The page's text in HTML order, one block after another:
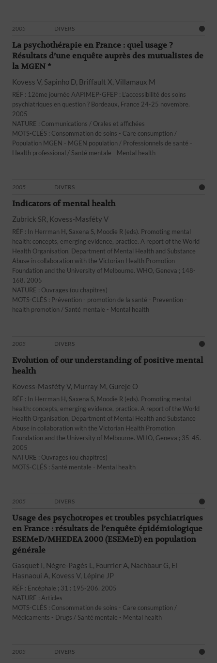
2005 DIVERS
La psychothérapie en France : quel usage ?
Résultats d’une enquête auprès des mutualistes de
la MGEN *
Kovess V, Sapinho D, Briffault X, Villamaux M
RÉF : 12ème journée AAPIMEP-GFEP : L’accessibilité des soins
psychiatriques en question ? Bordeaux, France 24-25 novembre.
2005
NATURE : Communications / Orales et affichées
MOTS-CLÉS : Consommation de soins - Care consumption /
Population MGEN - MGEN population / Professionnels de santé -
Health professional / Santé mentale - Mental health
2005 DIVERS
Indicators of mental health
Zubrick SR, Kovess-Masféty V
RÉF : In Herrman H, Saxena S, Moodie R (eds). Promoting mental
health: concepts, emerging evidence, practice. A report of the World
Health Organisation, Department of Mental Health and Substance
Abuse in collaboration with the Victorian Health Promotion
Foundation and the University of Melbourne. WHO, Geneva ; 148-
168. 2005
NATURE : Ouvrages (ou chapitres)
MOTS-CLÉS : Prévention - promotion de la santé - Prevention -
health promotion / Santé mentale - Mental health
2005 DIVERS
Evolution of our understanding of positive mental
health
Kovess-Masféty V, Murray M, Gureje O
RÉF : In Herrman H, Saxena S, Moodie R (eds). Promoting mental
health: concepts, emerging evidence, practice. A report of the World
Health Organisation, Department of Mental Health and Substance
Abuse in collaboration with the Victorian Health Promotion
Foundation and the University of Melbourne. WHO, Geneva ; 35-45.
2005
NATURE : Ouvrages (ou chapitres)
MOTS-CLÉS : Santé mentale - Mental health
2005 DIVERS
Usage des psychotropes et troubles psychiatriques
en France : résultats de l’enquête épidémiologique
ESEMeD/MHEDEA 2000 (ESEMeD) en population
générale
Gasquet I, Nègre-Pagès L, Fourrier A, Nachbaur G, El
Hasnaoui A, Kovess V, Lépine JP
RÉF : Encéphale ; 31 : 195-206. 2005
NATURE : Articles
MOTS-CLÉS : Consommation de soins - Care consumption /
Médicaments - Drugs / Santé mentale - Mental health
2005 DIVERS